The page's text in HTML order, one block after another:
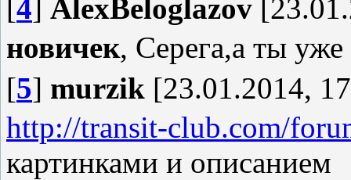
[4] AlexBeloglazov
новичек, Серега,а ты уже
[5] murzik [23.01.2014,
http://transit-club.com/
картинками и описанием